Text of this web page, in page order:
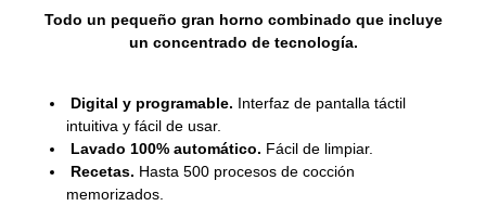
Todo un pequeño gran horno combinado que incluye
un concentrado de tecnología.
Digital y programable. Interfaz de pantalla táctil
intuitiva y fácil de usar.
Lavado 100% automático. Fácil de limpiar.
Recetas. Hasta 500 procesos de cocción
memorizados.